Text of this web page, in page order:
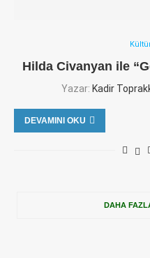
Hilda Civanyan ile
Yazar: Kadir
DEVAMINI OKU
DAHA